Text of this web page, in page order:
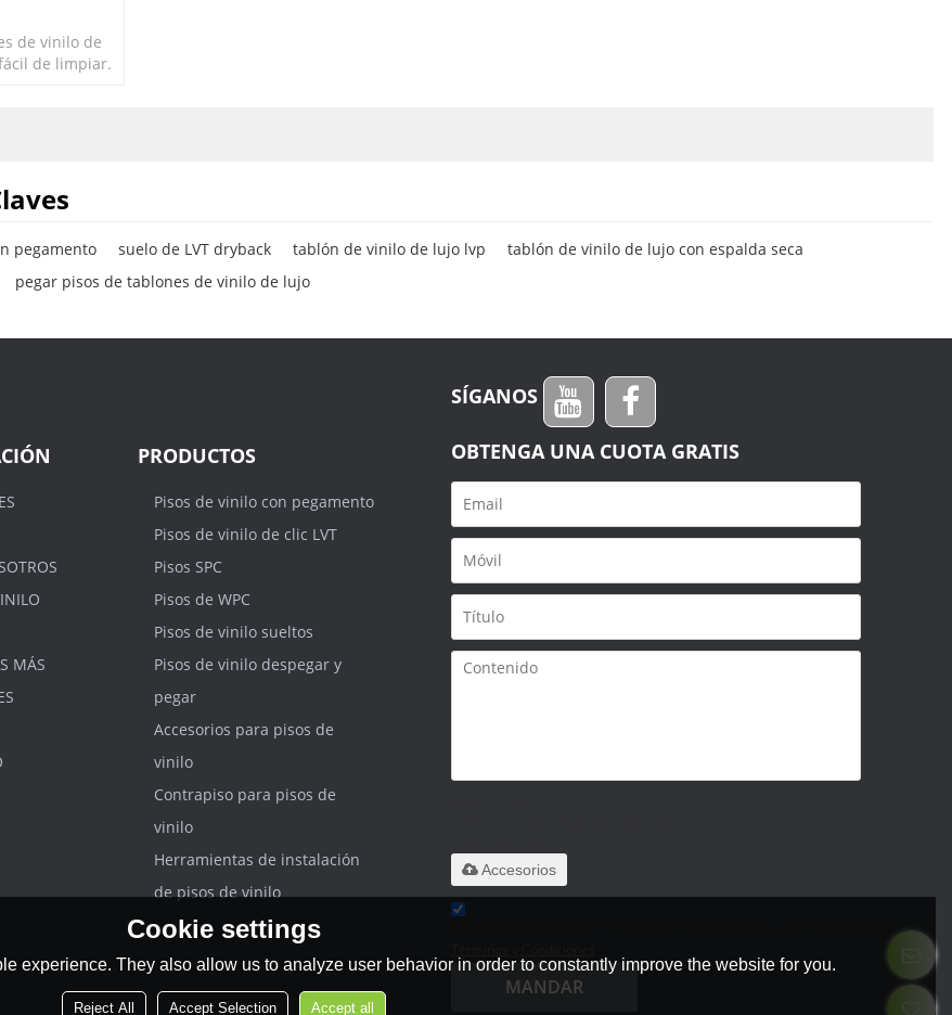
de vinilo de
de limpiar.
pegamento suelo de LVT dryback tablón de vinilo de lujo lvp
tablón de vinilo de lujo con espalda seca
pegar pisos de tablones de vinilo de lujo
MÁS
PRODUCTOS
Pisos de vinilo con pegamento
Pisos de vinilo de clic LVT
Pisos SPC
Pisos de WPC
Pisos de vinilo sueltos
Pisos de vinilo despegar y
pegar
Accesorios para pisos de
vinilo
Contrapiso para pisos de
vinilo
Herramientas de instalación
de pisos de vinilo
SÍGANOS
OBTENGA UNA CUOTA GRATIS
Accesorios
MANDAR
Cookie settings
experience. They also allow us to analyze user behavior in order to constantly improve the website for you.
Reject All Accept Selection Accept all